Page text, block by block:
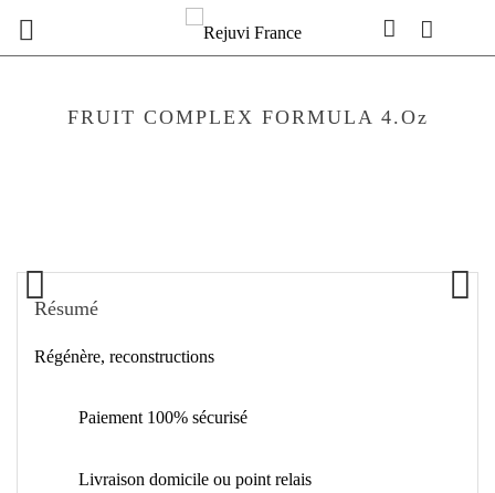

FRUIT COMPLEX FORMULA 4.oz
Résumé
Régénère, reconstructions
Paiement 100% sécurisé
Livraison domicile ou point relais